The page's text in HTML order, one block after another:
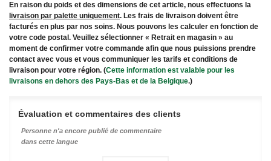
En raison du poids et des dimensions de cet article, nous effectuons la
livraison par palette uniquement. Les frais de livraison doivent être
facturés en plus par nos soins. Nous pouvons les calculer en fonction de
votre code postal. Veuillez sélectionner « Retrait en magasin » au
moment de confirmer votre commande afin que nous puissions prendre
contact avec vous et vous communiquer les tarifs et conditions de
livraison pour votre région. (Cette information est valable pour les
livraisons en dehors des Pays-Bas et de la Belgique.)
Évaluation et commentaires des clients
Personne n'a encore publié de commentaire
dans cette langue